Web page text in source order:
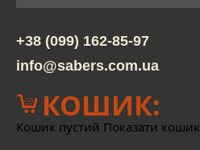
+38 (099) 162-85-97
info@sabers.com.ua
КОШИК:
Кошик пустий Показати кошик